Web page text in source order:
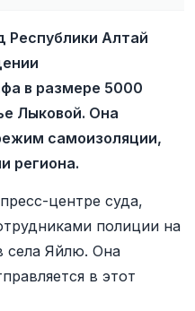
Республики Алтай
в размере 5000
Лыковой. Она
самоизоляции,
региона.
центре суда,
полиции на
села Яйлю. Она
в этот